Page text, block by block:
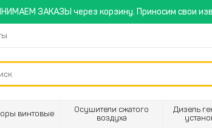
ЗАКАЗЫ через корзину. Приносим свои
винтовые
Осушители сжатого
воздуха
Дизель